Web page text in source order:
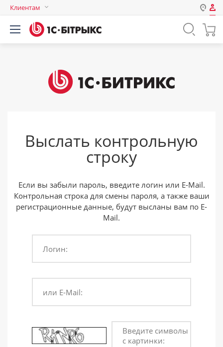
Клиентам
Авторизация
Логин
Запомнить меня на этом
компьютере
Забыли свой пароль?
или войдите с помощью
Выслать контрольную
строку
Если вы забыли пароль, введите логин или E-Mail.
Контрольная строка для смены пароля, а также ваши
регистрационные данные, будут высланы вам по E-
Mail.
Логин:
или E-Mail:
Введите символы
с картинки: